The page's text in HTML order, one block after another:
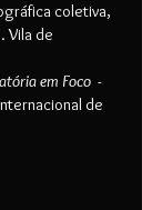
coletiva,
Vila de
em Foco -
de